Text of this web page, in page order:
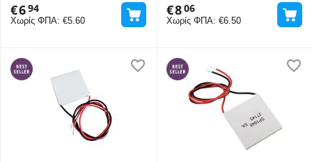
€694
Χωρίς ΦΠΑ: €5.60
€806
Χωρίς ΦΠΑ: €6.50